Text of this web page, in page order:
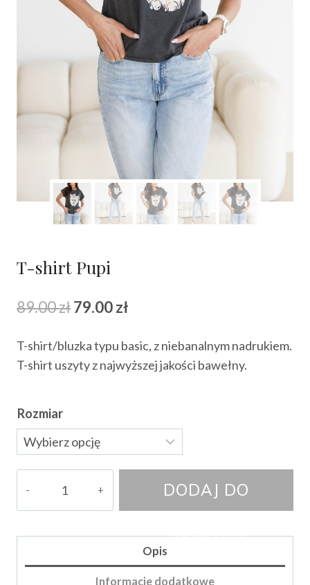
T-shirt Pupi
89.00złPierwotna
wynosiła:
79.00zł
wynosi:
T-shirt/bluzka typu basic, z niebanalnym nadrukiem.
T-shirt uszyty z najwyższej jakości bawełny.
Rozmiar
Pupi
DODAJ DO
KOSZYKA
Opis
Informacje dodatkowe